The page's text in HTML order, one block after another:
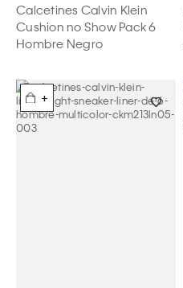
Calcetines Calvin Klein
Cushion no Show Pack 6
Hombre Negro
+